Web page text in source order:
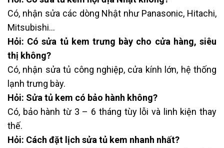
Có, nhận sửa các dòng Nhật như Panasonic, Hitachi,
Mitsubishi…
Hỏi: Có sửa tủ kem trưng bày cho cửa hàng, siêu
thị không?
Có, nhận sửa tủ công nghiệp, cửa kính lớn, hệ thống
lạnh trưng bày.
Hỏi: Sửa tủ kem có bảo hành không?
Có, bảo hành từ 3 – 6 tháng tùy lỗi và linh kiện thay
thế.
Hỏi: Cách đặt lịch sửa tủ kem nhanh nhất?